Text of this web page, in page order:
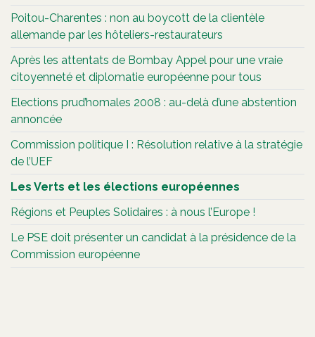
Poitou-Charentes : non au boycott de la clientèle
allemande par les hôteliers-restaurateurs
Après les attentats de Bombay Appel pour une vraie
citoyenneté et diplomatie européenne pour tous
Elections prud’homales 2008 : au-delà d’une abstention
annoncée
Commission politique I : Résolution relative à la stratégie
de l’UEF
Les Verts et les élections européennes
Régions et Peuples Solidaires : à nous l’Europe !
Le PSE doit présenter un candidat à la présidence de la
Commission européenne